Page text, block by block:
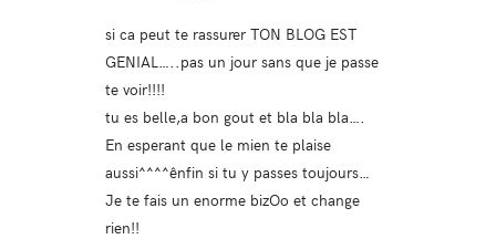
si ca peut te rassurer TON BLOG EST
GENIAL…..pas un jour sans que je passe
te voir!!!!
tu es belle,a bon gout et bla bla bla….
En esperant que le mien te plaise
aussi^^^^ênfin si tu y passes toujours…
Je te fais un enorme bizOo et change
rien!!